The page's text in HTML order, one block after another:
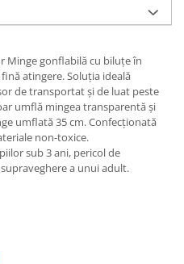
Minge gonflabilă cu biluțe în
atingere. Soluția ideală
de transportat și de luat peste
umflă mingea transparentă și
umflată 35 cm. Confecționată
non-toxice.
sub 3 ani, pericol de
a unui adult.